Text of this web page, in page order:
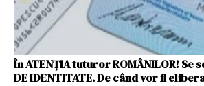
În ATENȚIA tuturor ROMÂNILOR! Se
DE IDENTITATE. De când vor fi